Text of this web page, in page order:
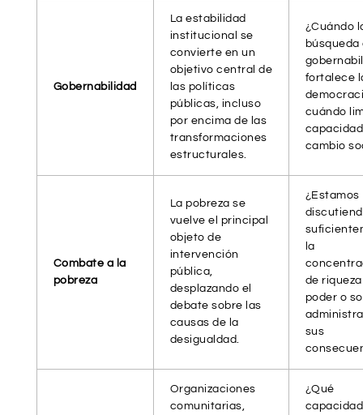
Gobernabilidad
La estabilidad
institucional se
convierte en un
objetivo central de
las políticas
públicas, incluso
por encima de las
transformaciones
estructurales.
¿Cuándo
búsqueda
fortalece
cuándo
cambio
Combate a la
pobreza
La pobreza se
vuelve el principal
objeto de
intervención
pública,
desplazando el
debate sobre las
causas de la
desigualdad.
¿Estamos
la
de
poder o
sus
Organizaciones
comunitarias,
¿Qué